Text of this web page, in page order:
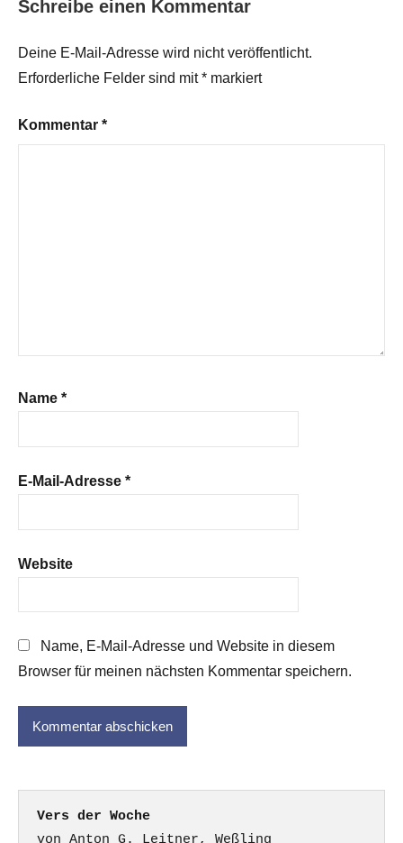
Schreibe einen Kommentar
Deine E-Mail-Adresse wird nicht veröffentlicht.
Erforderliche Felder sind mit* markiert
Kommentar *
Name *
E-Mail-Adresse *
Website
Name, E-Mail-Adresse und Website in diesem
Browser für meinen nächsten Kommentar speichern.
Vers der Woche